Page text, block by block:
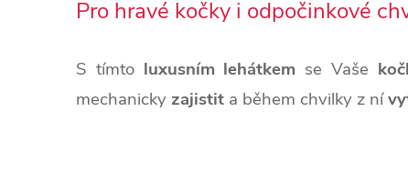
Pro hravé kočky i odpočinkové
S tímto luxusním lehátkem se Vaše
mechanicky zajistit a během chvilky z ní